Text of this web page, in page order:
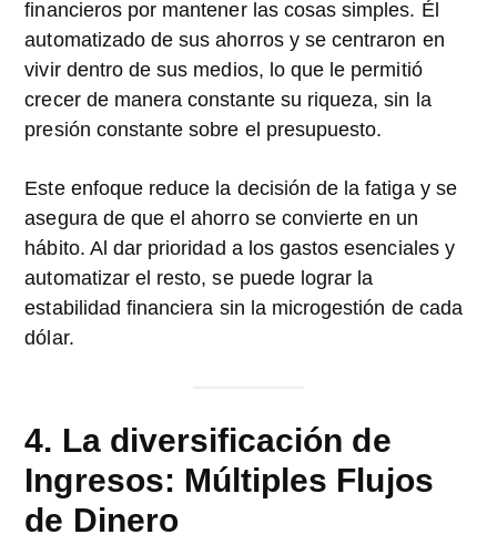
financieros por mantener las cosas simples. Él
automatizado de sus ahorros y se centraron en
vivir dentro de sus medios, lo que le permitió
crecer de manera constante su riqueza, sin la
presión constante sobre el presupuesto.
Este enfoque reduce la decisión de la fatiga y se
asegura de que el ahorro se convierte en un
hábito. Al dar prioridad a los gastos esenciales y
automatizar el resto, se puede lograr la
estabilidad financiera sin la microgestión de cada
dólar.
4. La diversificación de
Ingresos: Múltiples Flujos
de Dinero